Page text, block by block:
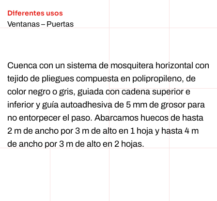
Diferentes usos
Ventanas – Puertas
Cuenca con un sistema de mosquitera horizontal con
tejido de pliegues compuesta en polipropileno, de
color negro o gris, guiada con cadena superior e
inferior y guía autoadhesiva de 5 mm de grosor para
no entorpecer el paso. Abarcamos huecos de hasta
2 m de ancho por 3 m de alto en 1 hoja y hasta 4 m
de ancho por 3 m de alto en 2 hojas.